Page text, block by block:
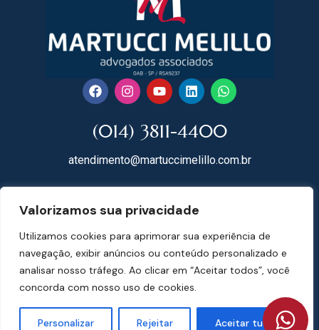
Valorizamos sua privacidade
Utilizamos cookies para aprimorar sua experiência de
navegação, exibir anúncios ou conteúdo personalizado e
analisar nosso tráfego. Ao clicar em “Aceitar todos”, você
concorda com nosso uso de cookies.
Personalizar Rejeitar Aceitar tudo
(014) 3811-4400
atendimento@martuccimelillo.com.br
18602-091 Centro – Botucatu – SP
Martucci Melillo Advogados Associados | CNPJ 07.697.074/0001-78 | © 2024